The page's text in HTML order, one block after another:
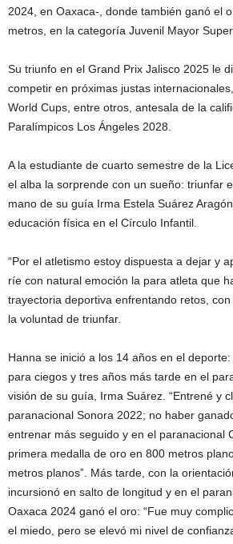
2024, en Oaxaca-, donde también ganó el
metros, en la categoría Juvenil Mayor
Su triunfo en el Grand Prix Jalisco 2025 le
competir en próximas justas
World Cups, entre otros, antesala de la
Paralímpicos Los Ángeles 2028.
A la estudiante de cuarto semestre de la
el alba la sorprende con un sueño: triunfar
mano de su guía Irma Estela Suárez
educación física en el Círculo Infantil.
“Por el atletismo estoy dispuesta a dejar y
ríe con natural emoción la para atleta que
trayectoria deportiva enfrentando retos,
la voluntad de triunfar.
Hanna se inició a los 14 años en el
para ciegos y tres años más tarde en el
visión de su guía, Irma Suárez. “Entrené y
paranacional Sonora 2022; no haber
entrenar más seguido y en el paranacional
primera medalla de oro en 800 metros
metros planos”. Más tarde, con la
incursionó en salto de longitud y en el
Oaxaca 2024 ganó el oro: “Fue muy
el miedo, pero se elevó mi nivel de